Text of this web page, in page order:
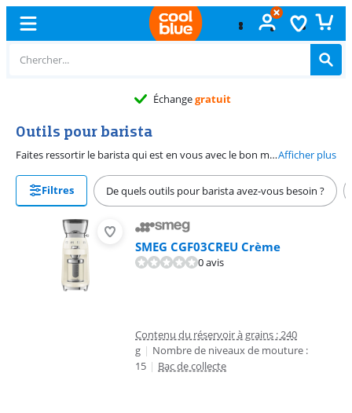
Échangegratuit
Outils pour barista
Faites ressortir le barista qui est en vous avec le bon matériel pour faire des spécialités de café pleines de goût. En plus d'une machine à piston, il vous faut plein d'autres choses pour préparer des cafés de bonne qualité. Vous ne pourrez pas vous passer d'un moulin à café, d'un tasseur, d'un bac à marc de café et d'une carafe à lait. Le moulin à café vous permettra de moudre finement vos grains de café. Le tasseur, quant à lui, vous permettra de tasser le café moulu dans le porte-filtre. Envie d'une spécialité lactée ? Vous aurez besoin de la carafe à lait pour faire de la mousse. Le café est servi ? Mettez alors la marc dans le bac à marc de café.Afficher plus
Filtres De quels outils pour barista avez-vous besoin ?
SMEG CGF03CREU Crème
0 avis
Contenu du réservoir à grains : 240
g | Nombre de niveaux de mouture :
15 | Bac de collecte